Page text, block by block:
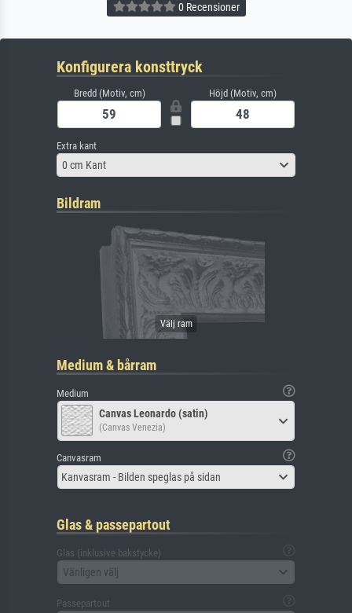
0 Recensioner
Konfigurera konsttryck
Bredd (Motiv, cm) Höjd (Motiv, cm)
Extra kant
0 cm Kant
Bildram
Medium & bårram
Medium
Canvas Leonardo (satin)
(Canvas Venezia)
Canvasram
Kanvasram - Bilden speglas på sidan
Glas & passepartout
Glas (inklusive bakstycke)
Vänligen välj
Passepartout